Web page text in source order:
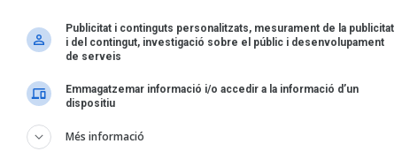
"Amb tu"
"Postlude To A Kiss"
Goran Levi
Publicitat i continguts personalitzats, mesurament de la publicitat
i del contingut, investigació sobre el públic i desenvolupament
de serveis
Emmagatzemar informació i/o accedir a la informació d’un
dispositiu
Més informació